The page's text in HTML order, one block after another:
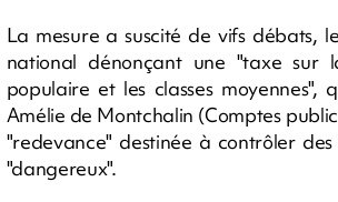
La mesure a suscité de vifs débats,
national dénonçant une "taxe sur
populaire et les classes moyennes",
Amélie de Montchalin (Comptes
"redevance" destinée à contrôler
"dangereux".